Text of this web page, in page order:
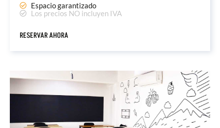
Espacio garantizado
Los precios NO incluyen IVA
RESERVAR AHORA